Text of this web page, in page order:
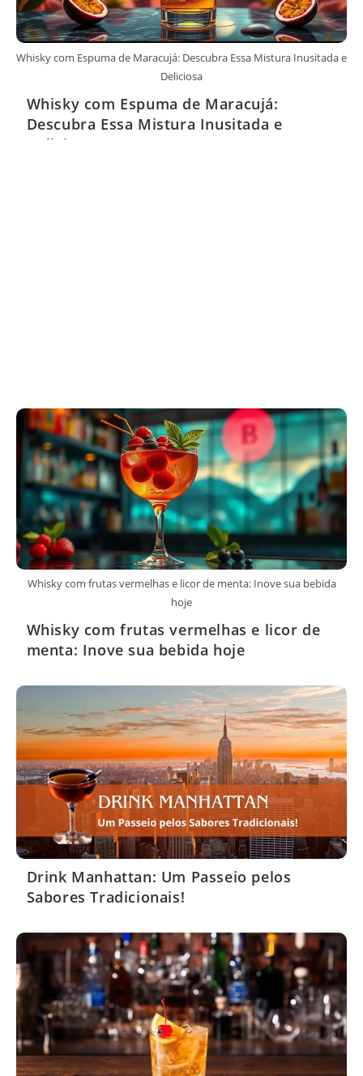
Whisky com Espuma de Maracujá: Descubra Essa Mistura Inusitada e
Deliciosa
Whisky com Espuma de Maracujá:
Descubra Essa Mistura Inusitada e
Deliciosa
Whisky com frutas vermelhas e licor de menta: Inove sua bebida
hoje
Whisky com frutas vermelhas e licor de
menta: Inove sua bebida hoje
Drink Manhattan: Um Passeio pelos
Sabores Tradicionais!